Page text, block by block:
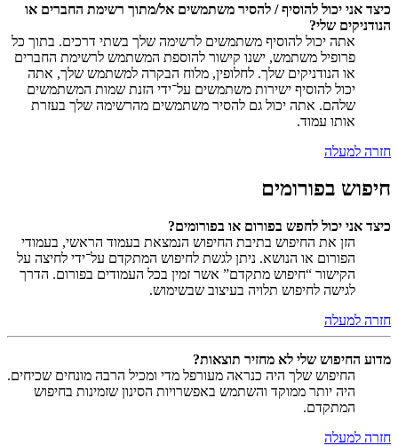
כיצד אני יכול להוסיף / להסיר משתמשים אל/מתוך רשימת החברים או
הנודניקים שלי?
אתה יכול להוסיף משתמשים לרשימה שלך בשתי דרכים. בתוך כל
פרופיל משתמש, ישנו קישור להוספת המשתמש לרשימת החברים
או הנודניקים שלך. לחלופין, מלוח הבקרה למשתמש שלך, אתה
יכול להוסיף ישירות משתמשים על־ידי הזנת שמות המשתמשים
שלהם. אתה יכול גם להסיר משתמשים מהרשימה שלך בעזרת
אותו עמוד.
חזרה למעלה
חיפוש בפורומים
כיצד אני יכול לחפש בפורום או בפורומים?
הזן את החיפוש בתיבת החיפוש הנמצאת בעמוד הראשי, בעמודי
הפורום או הנושא. ניתן לגשת לחיפוש המתקדם על־ידי לחיצה על
הקישור “חיפוש מתקדם” אשר זמין בכל העמודים בפורום. הדרך
לגישה לחיפוש תלויה בעיצוב שבשימוש.
חזרה למעלה
מדוע החיפוש שלי לא מחזיר תוצאות?
החיפוש שלך היה כנראה מעורפל מדי ומכיל הרבה מונחים שכיחים.
היה יותר ממוקד והשתמש באפשרויות הסינון שזמינות בחיפוש
המתקדם.
חזרה למעלה